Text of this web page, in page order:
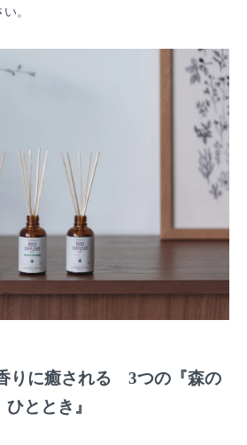
。
りに癒される 3つの『森の
ひととき』